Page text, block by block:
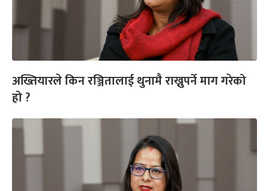
अख्तियारले किन रञ्जितालाई थुनामै राख्नुपर्ने माग गरेको
हो ?